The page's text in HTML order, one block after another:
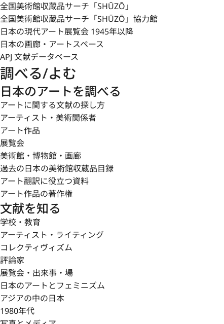
全国美術館収蔵品サーチ「SHŪZŌ」
全国美術館収蔵品サーチ「SHŪZŌ」協力館
日本の現代アート展覧会 1945年以降
日本の画廊・アートスペース
APJ 文献データベース
調べる/よむ
日本のアートを調べる
アートに関する文献の探し方
アーティスト・美術関係者
アート作品
展覧会
美術館・博物館・画廊
過去の日本の美術館収蔵品目録
アート翻訳に役立つ資料
アート作品の著作権
文献を知る
学校・教育
アーティスト・ライティング
コレクティヴィズム
評論家
展覧会・出来事・場
日本のアートとフェミニズム
アジアの中の日本
1980年代